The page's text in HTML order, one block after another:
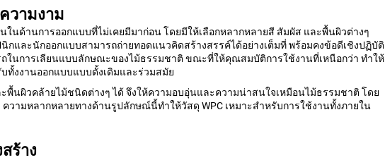
วามงาม
ในด้านการออกแบบที่ไม่เคยมีมาก่อน โดยมีให้เลือกหลากหลายสี สัมผัส และพื้นผิวต่างๆ
และนักออกแบบสามารถถ่ายทอดแนวคิดสร้างสรรค์ได้อย่างเต็มที่ พร้อมคงข้อดีเชิงปฏิบัติ
ในการเลียนแบบลักษณะของไม้ธรรมชาติ ขณะที่ให้คุณสมบัติการใช้งานที่เหนือกว่า ทำให้
ทั้งงานออกแบบแบบดั้งเดิมและร่วมสมัย
นผิวคล้ายไม้ชนิดต่างๆ ได้ จึงให้ความอบอุ่นและความน่าสนใจเหมือนไม้ธรรมชาติ โดย
วามหลากหลายทางด้านรูปลักษณ์นี้ทำให้วัสดุ WPC เหมาะสำหรับการใช้งานทั้งภายใน
ร้าง